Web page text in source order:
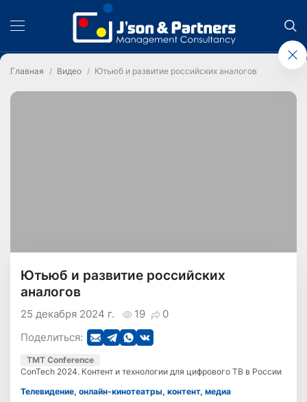
Главная Видео Ютьюб и развитие российских аналогов
Ютьюб и развитие российских
аналогов
19 0
25 декабря 2024 г.
Поделиться:
TMT Conference
ConTech 2024. Контент и технологии для цифрового ТВ в России
Телевидение, онлайн-кинотеатры, контент, медиа